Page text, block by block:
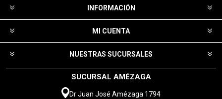
INFORMACIÓN
MI CUENTA
NUESTRAS SUCURSALES
SUCURSAL AMÉZAGA
Dr Juan José Amézaga 1794